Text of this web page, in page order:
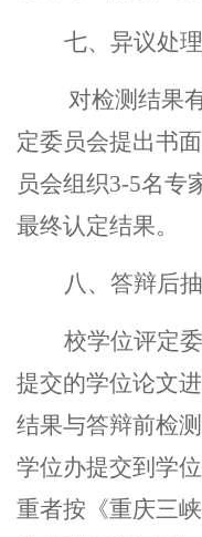
七、异议处理
对检测结果
定委员会提出书
员会组织3-5名专
最终认定结果。
八、答辩后
校学位评定
提交的学位论文
结果与答辩前检
学位办提交到学
重者按《重庆三